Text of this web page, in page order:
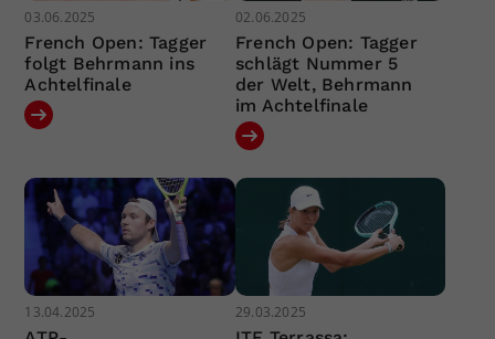
03.06.2025
French Open: Tagger
folgt Behrmann ins
Achtelfinale
02.06.2025
French Open: Tagger
schlägt Nummer 5
der Welt, Behrmann
im Achtelfinale
13.04.2025 29.03.2025